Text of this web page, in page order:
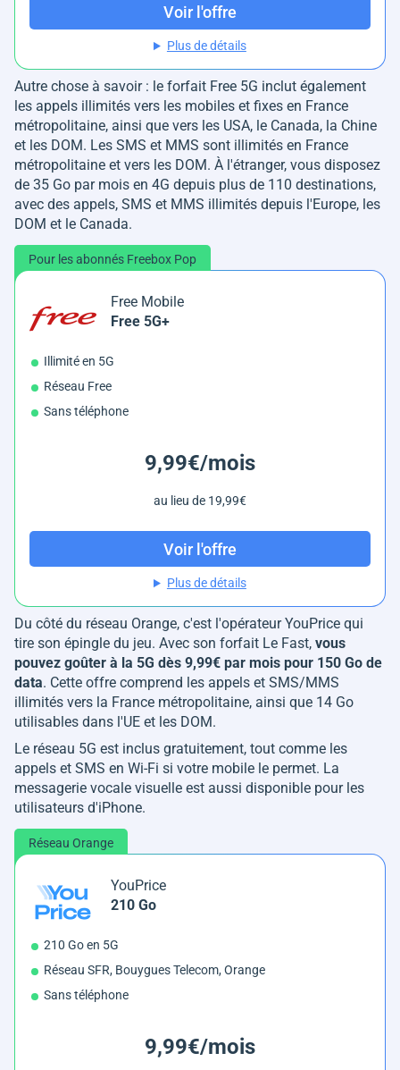
Voir l'offre
Plus de détails
Autre chose à savoir : le forfait Free 5G inclut également
les appels illimités vers les mobiles et fixes en France
métropolitaine, ainsi que vers les USA, le Canada, la Chine
et les DOM. Les SMS et MMS sont illimités en France
métropolitaine et vers les DOM. À l'étranger, vous disposez
de 35 Go par mois en 4G depuis plus de 110 destinations,
avec des appels, SMS et MMS illimités depuis l'Europe, les
DOM et le Canada.
Pour les abonnés Freebox Pop
Free Mobile
Free 5G+
Illimité en 5G
Réseau Free
Sans téléphone
9,99€/mois
au lieu de 19,99€
Voir l'offre
Plus de détails
Du côté du réseau Orange, c'est l'opérateur YouPrice qui
tire son épingle du jeu. Avec son forfait Le Fast, vous
pouvez goûter à la 5G dès 9,99€ par mois pour 150 Go de
data. Cette offre comprend les appels et SMS/MMS
illimités vers la France métropolitaine, ainsi que 14 Go
utilisables dans l'UE et les DOM.
Le réseau 5G est inclus gratuitement, tout comme les
appels et SMS en Wi-Fi si votre mobile le permet. La
messagerie vocale visuelle est aussi disponible pour les
utilisateurs d'iPhone.
Réseau Orange
YouPrice
210 Go
210 Go en 5G
Réseau SFR, Bouygues Telecom, Orange
Sans téléphone
9,99€/mois